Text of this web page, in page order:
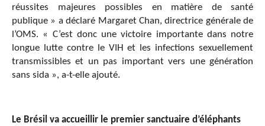
réussites majeures possibles en matière de santé
publique » a déclaré Margaret Chan, directrice générale de
l’OMS. « C’est donc une victoire importante dans notre
longue lutte contre le VIH et les infections sexuellement
transmissibles et un pas important vers une génération
sans sida », a-t-elle ajouté.
Le Brésil va accueillir le premier sanctuaire d’éléphants